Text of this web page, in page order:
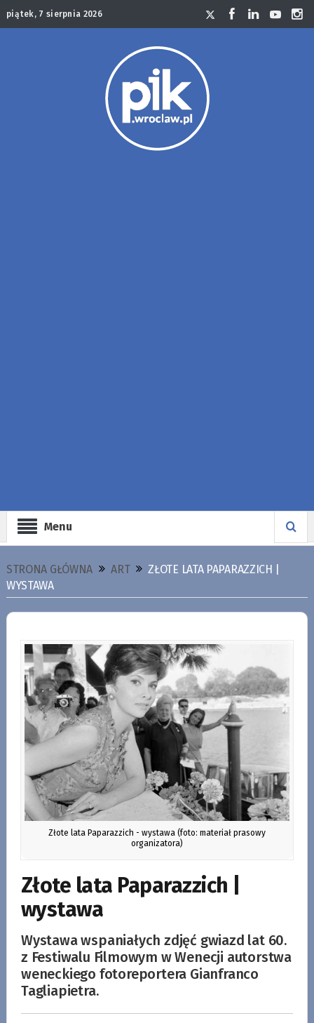
piątek, 7 sierpnia 2026
Menu
STRONA GŁÓWNA ART
ZŁOTE LATA PAPARAZZICH |
WYSTAWA
Złote lata Paparazzich - wystawa (foto: materiał prasowy
organizatora)
Złote lata Paparazzich |
wystawa
Wystawa wspaniałych zdjęć gwiazd lat 60.
z Festiwalu Filmowym w Wenecji autorstwa
weneckiego fotoreportera Gianfranco
Tagliapietra.